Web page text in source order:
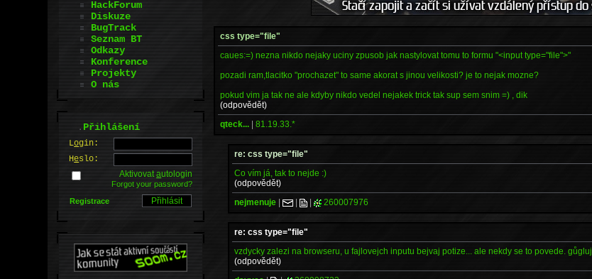
css type="file"
caues:=) nezna nikdo nejaky uciny zpusob jak nastylovat tomu to formu "<input type="file">"
pozadi ram,tlacitko "prochazet" to same akorat s jinou velikosti? je to nejak mozne?
pokud vim ja tak ne ale kdyby nikdo vedel nejakek trick tak sup sem snim =) , dik
(odpovědět)
qteck... |81.19.33.*
re: css type="file"
Co vím já, tak to nejde :)
(odpovědět)
nejmenuje | | | 260007976
re: css type="file"
vzdycky zalezi na browseru, u fajlovejch inputu bejvaj potize... ale nekdy se to povede. gůgluj
(odpovědět)
HackForum
Diskuze
BugTrack
Seznam BT
Odkazy
Konference
Projekty
O nás
.Přihlášení
Login:
Heslo:
Aktivovatautologin
Forgot your password?
Registrace